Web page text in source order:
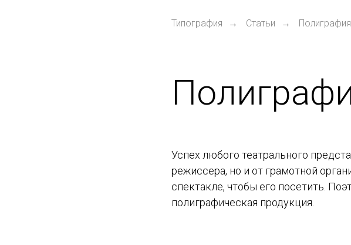
Типография → Статьи →
Успех любого театрального
режиссера, но и от грамотной
спектакле, чтобы его посетить.
полиграфическая продукция.